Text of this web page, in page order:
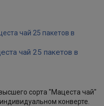
чай 25 пакетов в
сорта "Мацеста чай"
конверте.